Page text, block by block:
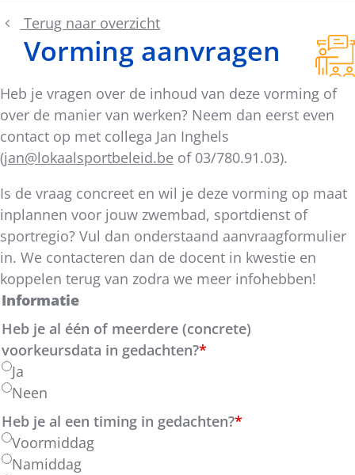
Terug naar overzicht
Vorming aanvragen
Heb je vragen over de inhoud van deze vorming of
over de manier van werken? Neem dan eerst even
contact op met collega Jan Inghels
(jan@lokaalsportbeleid.be of 03/780.91.03).
Is de vraag concreet en wil je deze vorming op maat
inplannen voor jouw zwembad, sportdienst of
sportregio? Vul dan onderstaand aanvraagformulier
in. We contacteren dan de docent in kwestie en
koppelen terug van zodra we meer infohebben!
Informatie
Heb je al één of meerdere (concrete)
voorkeursdata in gedachten?*
Ja
Neen
Heb je al een timing in gedachten?*
Voormiddag
Namiddag